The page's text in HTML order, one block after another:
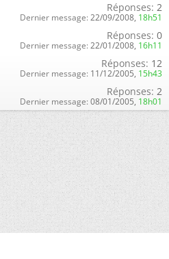
Réponses: 2
Dernier message: 22/09/2008, 18h51
Réponses: 0
Dernier message: 22/01/2008, 16h11
Réponses: 12
Dernier message: 11/12/2005, 15h43
Réponses: 2
Dernier message: 08/01/2005, 18h01